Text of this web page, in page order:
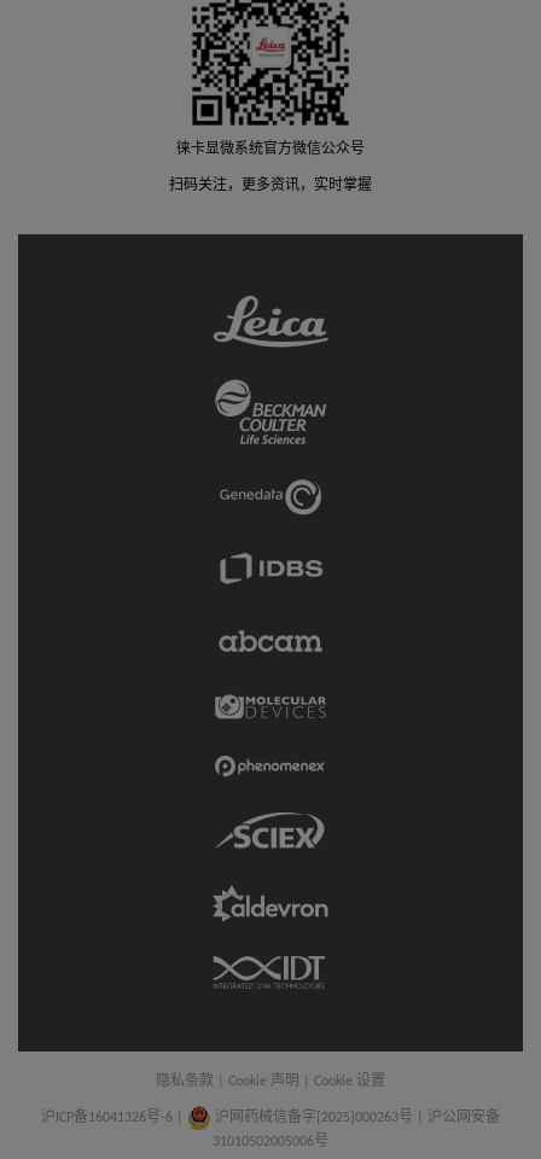
徕卡显微系统官方微信公众号
扫码关注，更多资讯，实时掌握
Leica
Link
Coulter
Link
Genedata
Link
IDBS
Abcam
Molecular
Link
Phenomenex
Sciex
Link
IDT
Link
隐私条款 Cookie 声明 Cookie 设置
沪ICP备16041326号-6
沪网药械信备字[2025]000263号 | 沪公网安备
31010502005006号